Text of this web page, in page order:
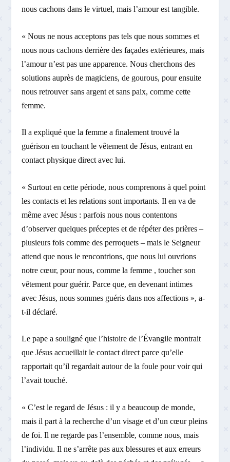
nous cachons dans le virtuel, mais l’amour est tangible.
« Nous ne nous acceptons pas tels que nous sommes et
nous nous cachons derrière des façades extérieures, mais
l’amour n’est pas une apparence. Nous cherchons des
solutions auprès de magiciens, de gourous, pour ensuite
nous retrouver sans argent et sans paix, comme cette
femme.
Il a expliqué que la femme a finalement trouvé la
guérison en touchant le vêtement de Jésus, entrant en
contact physique direct avec lui.
« Surtout en cette période, nous comprenons à quel point
les contacts et les relations sont importants. Il en va de
même avec Jésus : parfois nous nous contentons
d’observer quelques préceptes et de répéter des prières –
plusieurs fois comme des perroquets – mais le Seigneur
attend que nous le rencontrions, que nous lui ouvrions
notre cœur, pour nous, comme la femme , toucher son
vêtement pour guérir. Parce que, en devenant intimes
avec Jésus, nous sommes guéris dans nos affections », a-
t-il déclaré.
Le pape a souligné que l’histoire de l’Évangile montrait
que Jésus accueillait le contact direct parce qu’elle
rapportait qu’il regardait autour de la foule pour voir qui
l’avait touché.
« C’est le regard de Jésus : il y a beaucoup de monde,
mais il part à la recherche d’un visage et d’un cœur pleins
de foi. Il ne regarde pas l’ensemble, comme nous, mais
l’individu. Il ne s’arrête pas aux blessures et aux erreurs